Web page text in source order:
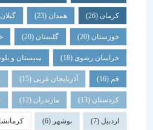
همدان گیلان
خوزستان(20) گلستان (20) خراسان
خراسان رضوی(18) سیستان و بلوچستان(18)
آذربایجان غربی(15) زنجان
کردستان(13) مازندران(12)
بوشهر کرمانشاه(5)